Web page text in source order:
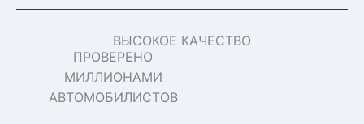
ВЫСОКОЕ КАЧЕСТВО
ПРОВЕРЕНО
МИЛЛИОНАМИ
АВТОМОБИЛИСТОВ